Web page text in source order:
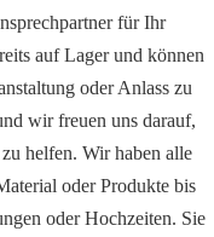
für Ihr
auf Lager und können
oder Anlass zu
wir freuen uns darauf,
helfen. Wir haben alle
oder Produkte bis
oder Hochzeiten. Sie